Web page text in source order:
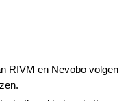
RIVM en Nevobo volgen